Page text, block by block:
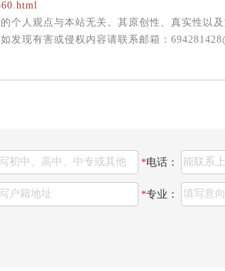
个人观点与本站无关。其原创性、真实性以
发现有害或侵权内容请联系邮箱：
*电话：
*专业：